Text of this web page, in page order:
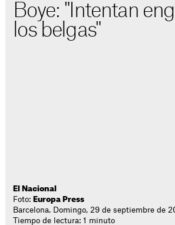
Boye: "Intentan
los belgas"
El Nacional
Foto: Europa Press
Barcelona. Domingo, 29 de septiembre de
Tiempo de lectura: 1 minuto